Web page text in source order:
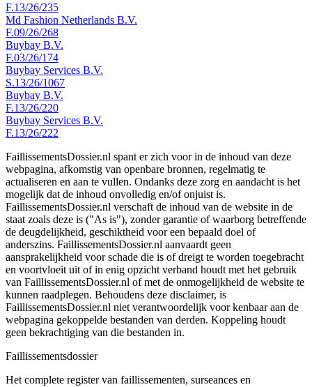
F.13/26/235
Md Fashion Netherlands B.V.
F.09/26/268
Buybay B.V.
F.03/26/174
Buybay Services B.V.
S.13/26/1067
Buybay B.V.
F.13/26/220
Buybay Services B.V.
F.13/26/222
FaillissementsDossier.nl spant er zich voor in de inhoud van deze
webpagina, afkomstig van openbare bronnen, regelmatig te
actualiseren en aan te vullen. Ondanks deze zorg en aandacht is het
mogelijk dat de inhoud onvolledig en/of onjuist is.
FaillissementsDossier.nl verschaft de inhoud van de website in de
staat zoals deze is ("As is"), zonder garantie of waarborg betreffende
de deugdelijkheid, geschiktheid voor een bepaald doel of
anderszins. FaillissementsDossier.nl aanvaardt geen
aansprakelijkheid voor schade die is of dreigt te worden toegebracht
en voortvloeit uit of in enig opzicht verband houdt met het gebruik
van FaillissementsDossier.nl of met de onmogelijkheid de website te
kunnen raadplegen. Behoudens deze disclaimer, is
FaillissementsDossier.nl niet verantwoordelijk voor kenbaar aan de
webpagina gekoppelde bestanden van derden. Koppeling houdt
geen bekrachtiging van die bestanden in.
Faillissementsdossier
Het complete register van faillissementen, surseances en